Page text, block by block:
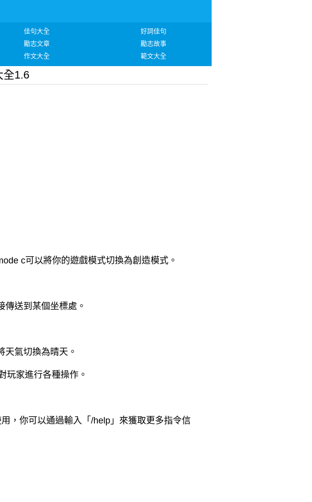
佳句大全
好詞佳句
勵志文章
勵志故事
作文大全 範文大全
全1.6
c可以將你的遊戲模式切換為創造模式。
送到某個坐標處。
氣切換為晴天。
玩家進行各種操作。
，你可以通過輸入「/help」來獲取更多指令信